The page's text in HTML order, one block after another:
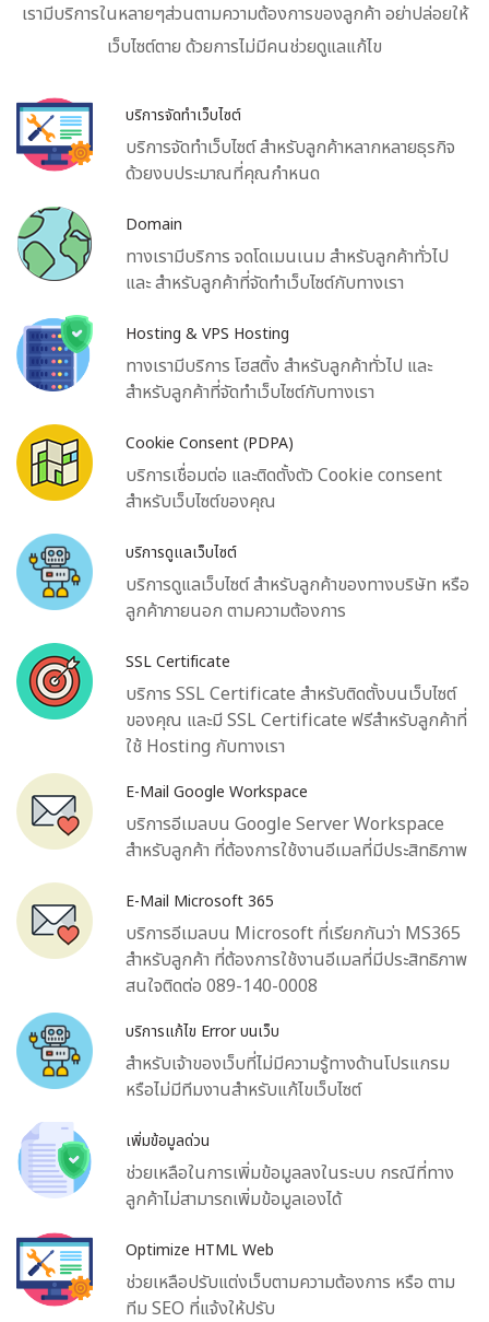
เรามีบริการในหลายๆส่วนตามความต้องการของลูกค้า อย่าปล่อยให้
เว็บไซต์ตาย ด้วยการไม่มีคนช่วยดูแลแก้ไข
บริการจัดทำเว็บไซต์
บริการจัดทำเว็บไซต์ สำหรับลูกค้าหลากหลายธุรกิจ
ด้วยงบประมาณที่คุณกำหนด
Domain
ทางเรามีบริการ จดโดเมนเนม สำหรับลูกค้าทั่วไป
และ สำหรับลูกค้าที่จัดทำเว็บไซต์กับทางเรา
Hosting & VPS Hosting
ทางเรามีบริการ โฮสติ้ง สำหรับลูกค้าทั่วไป และ
สำหรับลูกค้าที่จัดทำเว็บไซต์กับทางเรา
Cookie Consent (PDPA)
บริการเชื่อมต่อ และติดตั้งตัว Cookie consent
สำหรับเว็บไซต์ของคุณ
บริการดูแลเว็บไซต์
บริการดูแลเว็บไซต์ สำหรับลูกค้าของทางบริษัท หรือ
ลูกค้าภายนอก ตามความต้องการ
SSL Certificate
บริการ SSL Certificate สำหรับติดตั้งบนเว็บไซต์
ของคุณ และมี SSL Certificate ฟรีสำหรับลูกค้าที่
ใช้ Hosting กับทางเรา
E-Mail Google Workspace
บริการอีเมลบน Google Server Workspace
สำหรับลูกค้า ที่ต้องการใช้งานอีเมลที่มีประสิทธิภาพ
E-Mail Microsoft 365
บริการอีเมลบน Microsoft ที่เรียกกันว่า MS365
สำหรับลูกค้า ที่ต้องการใช้งานอีเมลที่มีประสิทธิภาพ
สนใจติดต่อ 089-140-0008
บริการแก้ไข Error บนเว็บ
สำหรับเจ้าของเว็บที่ไม่มีความรู้ทางด้านโปรแกรม
หรือไม่มีทีมงานสำหรับแก้ไขเว็บไซต์
เพิ่มข้อมูลด่วน
ช่วยเหลือในการเพิ่มข้อมูลลงในระบบ กรณีที่ทาง
ลูกค้าไม่สามารถเพิ่มข้อมูลเองได้
Optimize HTML Web
ช่วยเหลือปรับแต่งเว็บตามความต้องการ หรือ ตาม
ทีม SEO ที่แจ้งให้ปรับ